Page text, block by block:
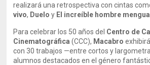
realizará una retrospectiva con cintas
vivo, Duelo y El increíble hombre
Para celebrar los 50 años del Centro de
Cinematográfica (CCC), Macabro
con 30 trabajos —entre cortos y
alumnos destacados en el género